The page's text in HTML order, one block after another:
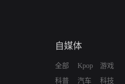
自媒体
全部
科普
Kpop
汽车
游戏
科技